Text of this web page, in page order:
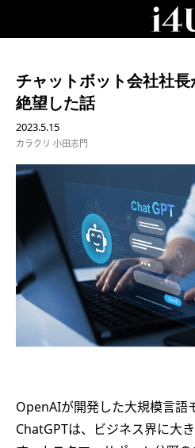
チャットボット会社社
絶望した話
2023.5.15
カラクリ 小田志門
OpenAIが開発した大規模言語
ChatGPTは、ビジネス界に大